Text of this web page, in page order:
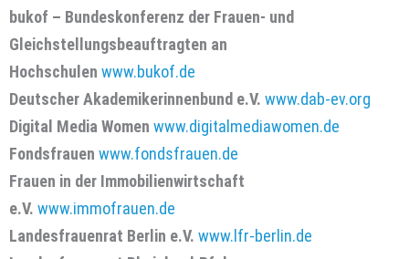
bukof – Bundeskonferenz der Frauen- und
Gleichstellungsbeauftragten an
Hochschulen www.bukof.de
Deutscher Akademikerinnenbund e.V. www.dab-ev.org
Digital Media Women www.digitalmediawomen.de
Fondsfrauen www.fondsfrauen.de
Frauen in der Immobilienwirtschaft
e.V. www.immofrauen.de
Landesfrauenrat Berlin e.V. www.lfr-berlin.de